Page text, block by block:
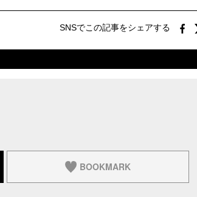
SNSでこの記事をシェアする
BOOKMARK